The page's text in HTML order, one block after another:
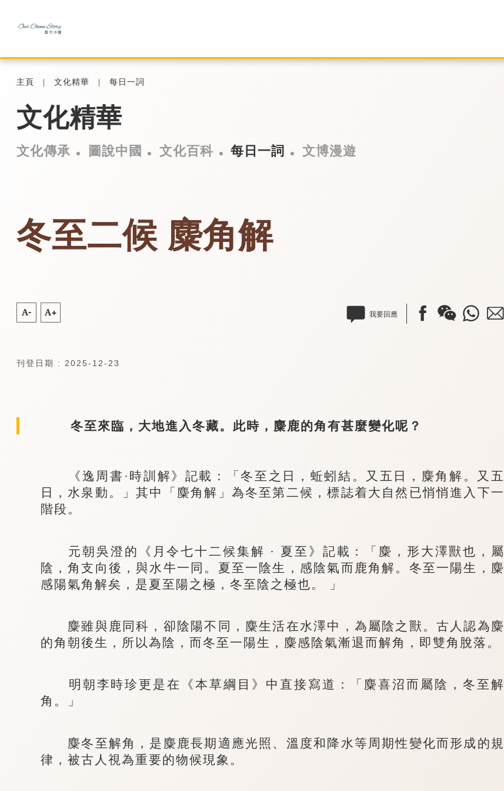
主頁 文化精華 每日一詞
文化精華
文化傳承 圖說中國 文化百科 每日一詞 文博漫遊
冬至二候 麋角解
A- A+ 我要回應
刊登日期 : 2025-12-23
冬至來臨，大地進入冬藏。此時，麋鹿的角有甚麼變化呢？
《逸周書·時訓解》記載：「冬至之日，蚯蚓結。又五日，麋角解。又五
日，水泉動。」其中「麋角解」為冬至第二候，標誌着大自然已悄悄進入下一
階段。
元朝吳澄的《月令七十二候集解 · 夏至》記載：「麋，形大澤獸也，屬
陰，角支向後，與水牛一同。夏至一陰生，感陰氣而鹿角解。冬至一陽生，麋
感陽氣角解矣，是夏至陽之極，冬至陰之極也。 」
麋雖與鹿同科，卻陰陽不同，麋生活在水澤中，為屬陰之獸。古人認為麋
的角朝後生，所以為陰，而冬至一陽生，麋感陰氣漸退而解角，即雙角脫落。
明朝李時珍更是在《本草綱目》中直接寫道：「麋喜沼而屬陰，冬至解
角。」
麋冬至解角，是麋鹿長期適應光照、溫度和降水等周期性變化而形成的規
律，被古人視為重要的物候現象。